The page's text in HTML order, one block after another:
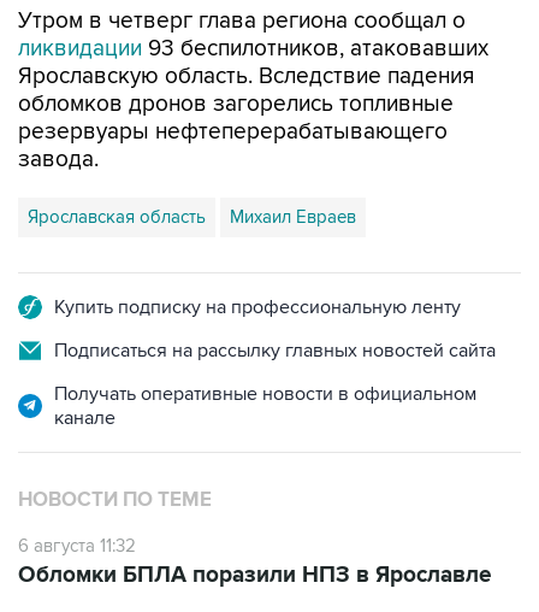
Утром в четверг глава региона сообщал о
ликвидации 93 беспилотников, атаковавших
Ярославскую область. Вследствие падения
обломков дронов загорелись топливные
резервуары нефтеперерабатывающего
завода.
Ярославская область Михаил Евраев
Купить подписку на профессиональную ленту
Подписаться на рассылку главных новостей сайта
Получать оперативные новости в официальном
канале
НОВОСТИ ПО ТЕМЕ
6 августа 11:32
Обломки БПЛА поразили НПЗ в Ярославле